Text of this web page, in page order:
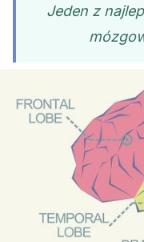
Jeden z